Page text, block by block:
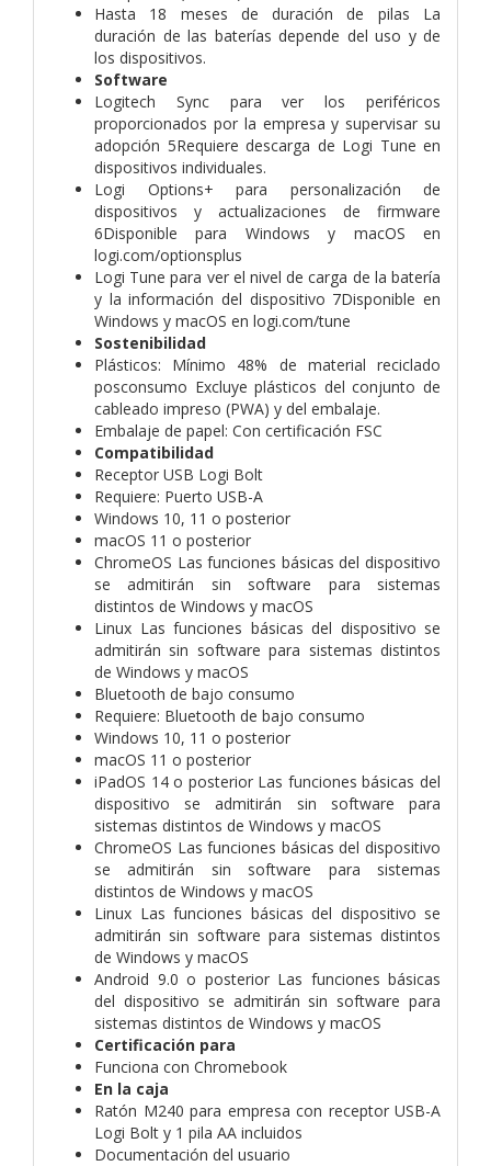
Hasta 18 meses de duración de pilas La
duración de las baterías depende del uso y de
los dispositivos.
Software
Logitech Sync para ver los periféricos
proporcionados por la empresa y supervisar su
adopción 5Requiere descarga de Logi Tune en
dispositivos individuales.
Logi Options+ para personalización de
dispositivos y actualizaciones de firmware
6Disponible para Windows y macOS en
logi.com/optionsplus
Logi Tune para ver el nivel de carga de la batería
y la información del dispositivo 7Disponible en
Windows y macOS en logi.com/tune
Sostenibilidad
Plásticos: Mínimo 48% de material reciclado
posconsumo Excluye plásticos del conjunto de
cableado impreso (PWA) y del embalaje.
Embalaje de papel: Con certificación FSC
Compatibilidad
Receptor USB Logi Bolt
Requiere: Puerto USB-A
Windows 10, 11 o posterior
macOS 11 o posterior
ChromeOS Las funciones básicas del dispositivo
se admitirán sin software para sistemas
distintos de Windows y macOS
Linux Las funciones básicas del dispositivo se
admitirán sin software para sistemas distintos
de Windows y macOS
Bluetooth de bajo consumo
Requiere: Bluetooth de bajo consumo
Windows 10, 11 o posterior
macOS 11 o posterior
iPadOS 14 o posterior Las funciones básicas del
dispositivo se admitirán sin software para
sistemas distintos de Windows y macOS
ChromeOS Las funciones básicas del dispositivo
se admitirán sin software para sistemas
distintos de Windows y macOS
Linux Las funciones básicas del dispositivo se
admitirán sin software para sistemas distintos
de Windows y macOS
Android 9.0 o posterior Las funciones básicas
del dispositivo se admitirán sin software para
sistemas distintos de Windows y macOS
Certificación para
Funciona con Chromebook
En la caja
Ratón M240 para empresa con receptor USB-A
Logi Bolt y 1 pila AA incluidos
Documentación del usuario